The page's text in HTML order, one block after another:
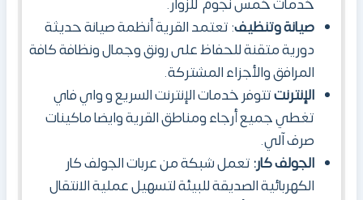
خدمات خمس نجوم للزوار.
صيانة وتنظيف: تعتمد القرية أنظمة صيانة حديثة
دورية متقنة للحفاظ على رونق وجمال ونظافة كافة
المرافق والأجزاء المشتركة.
الإنترنتتتوفر خدمات الإنترنت السريع و واي فاي
تغطي جميع أرجاء ومناطق القرية وايضا ماكينات
صرف آلي.
الجولف كار:تعمل شبكة من عربات الجولف كار
الكهربائية الصديقة للبيئة لتسهيل عملية الانتقال